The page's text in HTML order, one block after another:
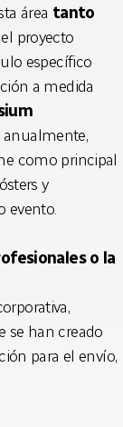
área tanto
proyecto
específico
a medida
como principal
y
evento.
o la
se han creado
para el envío,